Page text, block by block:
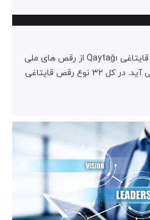
رقص قایتاغی Qaytağı رقص قایتاغی Qaytağı از رقص های ملی
آذربایجان و قفقاز به شمار می آید. در کل 32 نوع رقص قایتاغی